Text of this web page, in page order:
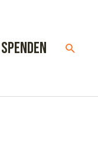
Spenden